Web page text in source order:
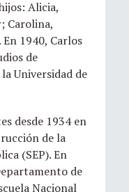
Alicia,
Carolina,
1940, Carlos
de
Universidad de
desde 1934 en
de la
(SEP). En
de
Nacional